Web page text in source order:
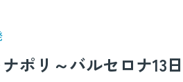
ポリ～バルセロナ13